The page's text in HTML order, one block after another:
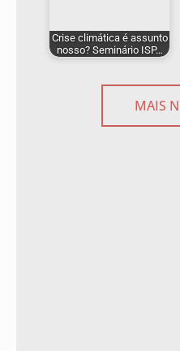
Crise climática é assunto
nosso? Seminário ISP…
MAIS